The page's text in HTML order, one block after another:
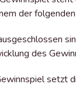
der
des
setzt